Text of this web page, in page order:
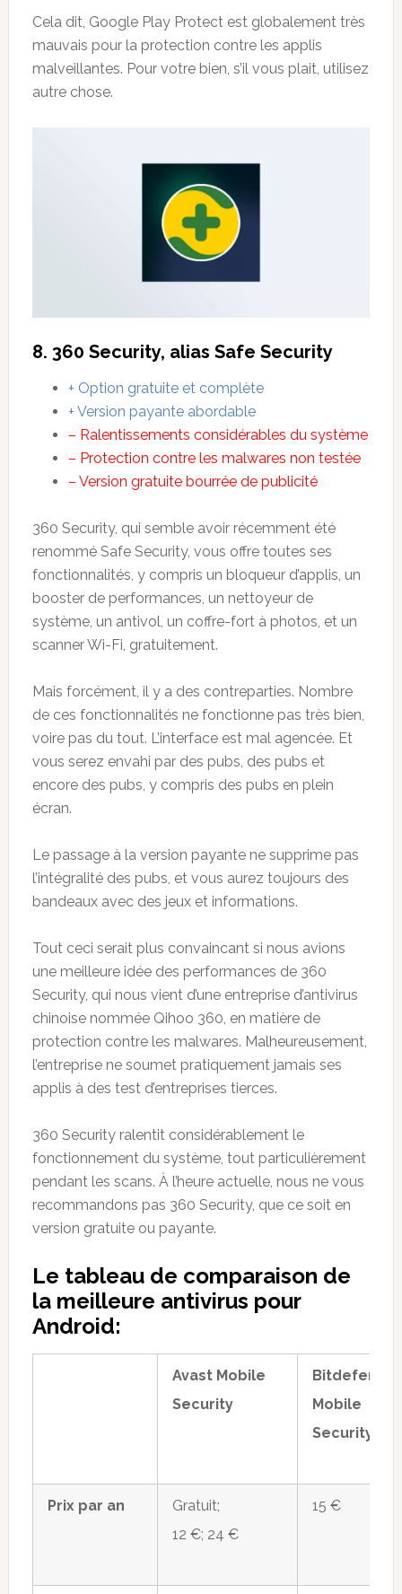
Cela dit, Google Play Protect est globalement très
mauvais pour la protection contre les applis
malveillantes. Pour votre bien, s’il vous plait, utilisez
autre chose.
8. 360 Security, alias Safe Security
+ Option gratuite et complète
+ Version payante abordable
– Ralentissements considérables du système
– Protection contre les malwares non testée
– Version gratuite bourrée de publicité
360 Security, qui semble avoir récemment été
renommé Safe Security, vous offre toutes ses
fonctionnalités, y compris un bloqueur d’applis, un
booster de performances, un nettoyeur de
système, un antivol, un coffre-fort à photos, et un
scanner Wi-Fi, gratuitement.
Mais forcément, il y a des contreparties. Nombre
de ces fonctionnalités ne fonctionne pas très bien,
voire pas du tout. L’interface est mal agencée. Et
vous serez envahi par des pubs, des pubs et
encore des pubs, y compris des pubs en plein
écran.
Le passage à la version payante ne supprime pas
l’intégralité des pubs, et vous aurez toujours des
bandeaux avec des jeux et informations.
Tout ceci serait plus convaincant si nous avions
une meilleure idée des performances de 360
Security, qui nous vient d’une entreprise d’antivirus
chinoise nommée Qihoo 360, en matière de
protection contre les malwares. Malheureusement,
l’entreprise ne soumet pratiquement jamais ses
applis à des test d’entreprises tierces.
360 Security ralentit considérablement le
fonctionnement du système, tout particulièrement
pendant les scans. À l’heure actuelle, nous ne vous
recommandons pas 360 Security, que ce soit en
version gratuite ou payante.
Le tableau de comparaison de
la meilleure antivirus pour
Android:
Avast Mobile
Security
Bitdefender
Mobile
Security
Prix par an
Gratuit;
12 €; 24 €
15 €